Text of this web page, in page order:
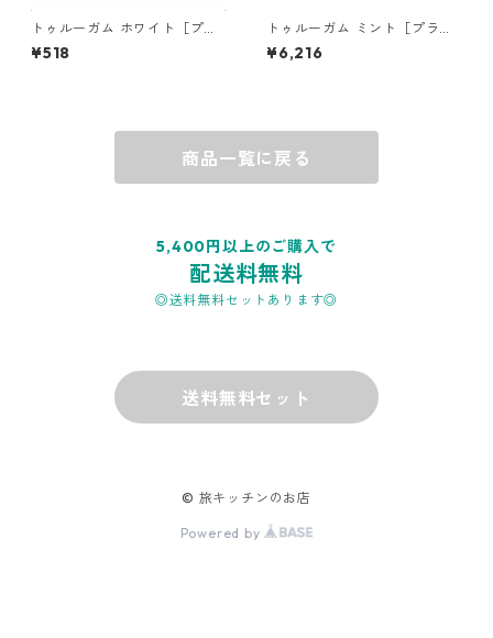
トゥルーガム ホワイト［プラ
スチックフリー＆プラントベ
ース チューインガム］ 1個
¥518
トゥルーガム ミント［プラス
チックフリー＆プラントベー
ス チューインガム］ 12個
¥6,216
商品一覧に戻る
5,400円以上のご購入で
配送料無料
◎送料無料セットあります◎
送料無料セット
© 旅キッチンのお店
Powered by